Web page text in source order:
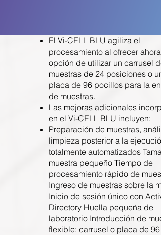
El Vi-CELL BLU agiliza el
procesamiento al ofrecer ahora
opción de utilizar un carrusel de
muestras de 24 posiciones o
placa de 96 pocillos para la
de muestras.
Las mejoras adicionales
en el Vi-CELL BLU incluyen:
Preparación de muestras,
limpieza posterior a la ejecución
totalmente automatizados
muestra pequeño Tiempo de
procesamiento rápido de
Ingreso de muestras sobre la
Inicio de sesión único con
Directory Huella pequeña de
laboratorio Introducción de
flexible: carrusel o placa de 96